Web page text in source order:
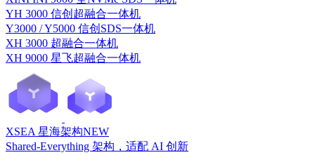
YH 3000 信创超融合一体机
Y3000 / Y5000 信创SDS一体机
XH 3000 超融合一体机
XH 9000 星飞超融合一体机
XSEA 星海架构NEW
Shared-Everything 架构，适配 AI 创新